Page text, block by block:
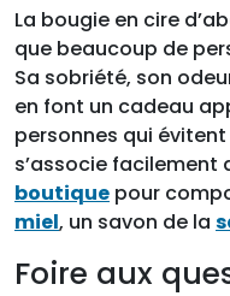
La bougie en cire
que beaucoup de
Sa sobriété, son
en font un cadeau
personnes qui
s’associe facilement
boutique pour
miel, un savon de la
Foire aux